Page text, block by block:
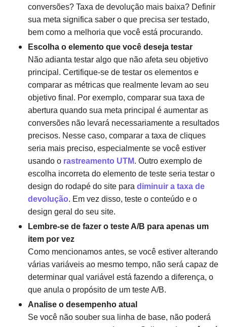
conversões? Taxa de devolução mais baixa? Definir
sua meta significa saber o que precisa ser testado,
bem como a melhoria que você está procurando.
Escolha o elemento que você deseja testar
Não adianta testar algo que não afeta seu objetivo
principal. Certifique-se de testar os elementos e
comparar as métricas que realmente levam ao seu
objetivo final. Por exemplo, comparar sua taxa de
abertura quando sua meta principal é aumentar as
conversões não levará necessariamente a resultados
precisos. Nesse caso, comparar a taxa de cliques
seria mais preciso, especialmente se você estiver
usando o rastreamento UTM. Outro exemplo de
escolha incorreta do elemento de teste seria testar o
design do rodapé do site paradiminuir a taxa de
devolução. Em vez disso, teste o conteúdo e o
design geral do seu site.
Lembre-se de fazer o teste A/B para apenas um
item por vez
Como mencionamos antes, se você estiver alterando
várias variáveis ​​ao mesmo tempo, não será capaz de
determinar qual variável está fazendo a diferença, o
que anula o propósito de um teste A/B.
Analise o desempenho atual
Se você não souber sua linha de base, não poderá